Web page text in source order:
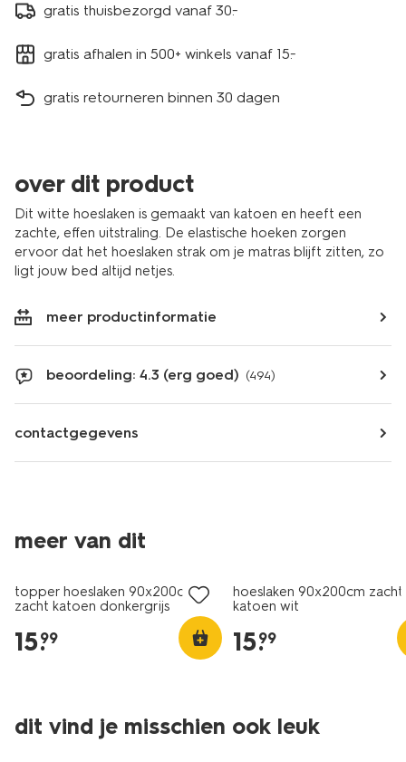
gratis thuisbezorgd vanaf 30.-
gratis afhalen in 500+ winkels vanaf 15.-
gratis retourneren binnen 30 dagen
over dit product
Dit witte hoeslaken is gemaakt van katoen en heeft een
zachte, effen uitstraling. De elastische hoeken zorgen
ervoor dat het hoeslaken strak om je matras blijft zitten, zo
ligt jouw bed altijd netjes.
meer productinformatie
beoordeling: 4.3 (erg goed) (494)
contactgegevens
meer van dit
topper hoeslaken 90x200cm
zacht katoen donkergrijs
15.
99
hoeslaken 90x200cm zacht
katoen wit
15.
99
dit vind je misschien ook leuk